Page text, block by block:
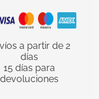
a partir de 2
días
15 días para
devoluciones